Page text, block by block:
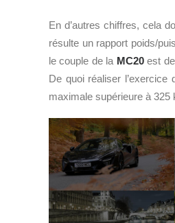
En d’autres chiffres, cela
résulte un rapport poids/
le couple de la MC20est de
De quoi réaliser
maximale supérieure à 325